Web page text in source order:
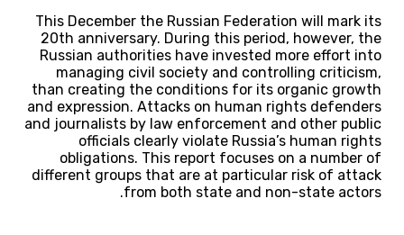
This December the Russian Federation will mark its
20th anniversary. During this period, however, the
Russian authorities have invested more effort into
managing civil society and controlling criticism,
than creating the conditions for its organic growth
and expression. Attacks on human rights defenders
and journalists by law enforcement and other public
officials clearly violate Russia’s human rights
obligations. This report focuses on a number of
different groups that are at particular risk of attack
from both state and non-state actors.